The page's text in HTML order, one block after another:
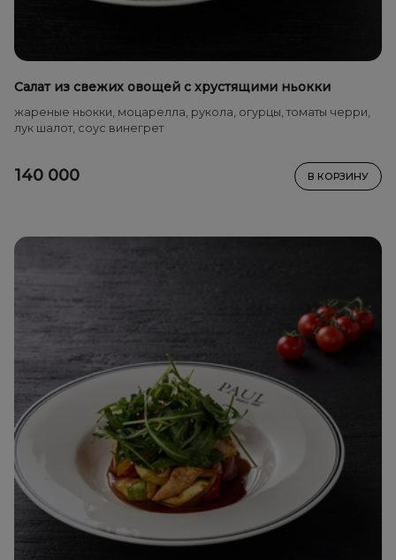
Салат из свежих овощей с хрустящими ньокки
жареные ньокки, моцарелла, рукола, огурцы, томаты черри,
лук шалот, соус винегрет
140 000 В КОРЗИНУ